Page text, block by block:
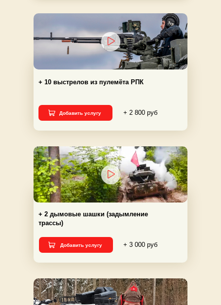
+ 2 800 руб
+ 10 выстрелов из пулемёта РПК
+ 3 000 руб
+ 2 дымовые шашки (задымление
трассы)
Добавить услугу
Добавить услугу